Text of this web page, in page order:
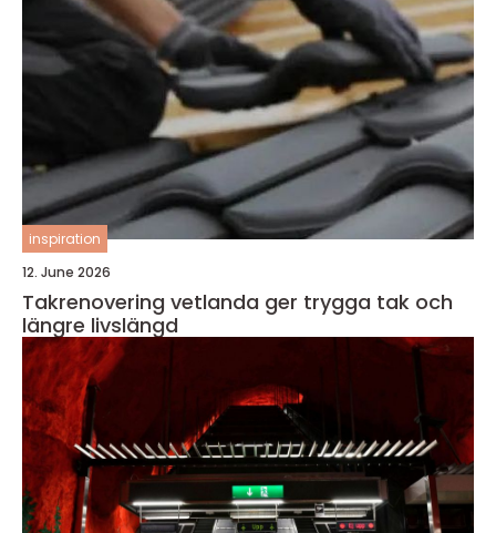
inspiration
12. June 2026
Takrenovering vetlanda ger trygga tak och
längre livslängd